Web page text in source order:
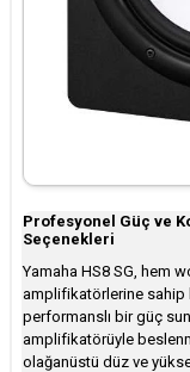
Profesyonel Güç ve
Seçenekleri
Yamaha HS8 SG, hem
amplifikatörlerine sahip
performanslı bir güç
amplifikatörüyle
olağanüstü düz ve